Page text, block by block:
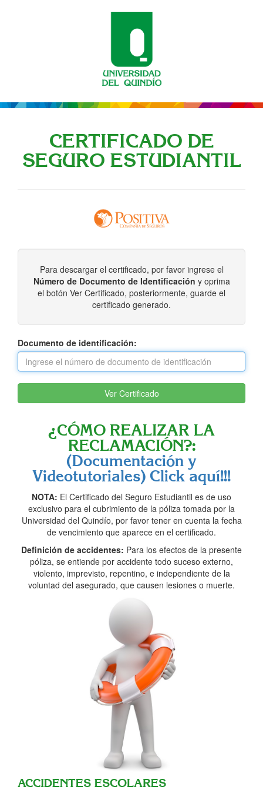
CERTIFICADO DE
SEGURO ESTUDIANTIL
Para descargar el certificado, por favor ingrese el
Número de Documento de Identificación y oprima
el botón Ver Certificado, posteriormente, guarde el
certificado generado.
Documento de identificación:
¿CÓMO REALIZAR LA
RECLAMACIÓN?:
(Documentación y
Videotutoriales) Click aquí!!!
NOTA: El Certificado del Seguro Estudiantil es de uso
exclusivo para el cubrimiento de la póliza tomada por la
Universidad del Quindío, por favor tener en cuenta la fecha
de vencimiento que aparece en el certificado.
Definición de accidentes: Para los efectos de la presente
póliza, se entiende por accidente todo suceso externo,
violento, imprevisto, repentino, e independiente de la
voluntad del asegurado, que causen lesiones o muerte.
ACCIDENTES ESCOLARES